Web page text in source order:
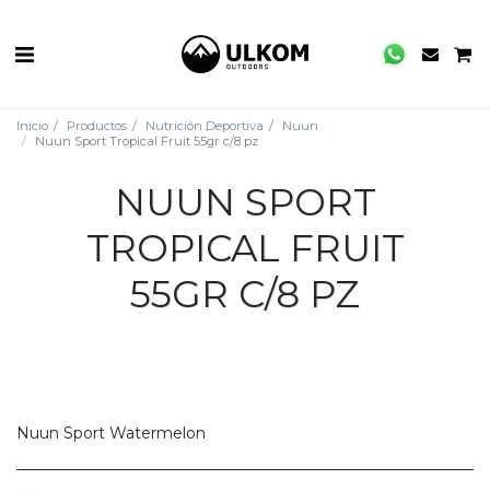
Inicio Productos Nutrición Deportiva
Nuun
Nuun Sport Tropical Fruit 55gr c/8 pz
NUUN SPORT
TROPICAL FRUIT
55GR C/8 PZ
Nuun Sport Watermelon